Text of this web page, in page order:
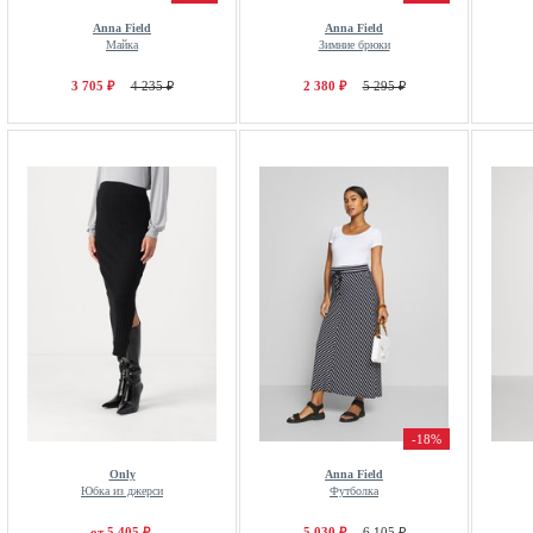
Anna Field
Майка
3 705 ₽ 4 235 ₽
Anna Field
Зимние брюки
2 380 ₽ 5 295 ₽
Only
Юбка из джерси
-18%
Anna Field
Футболка